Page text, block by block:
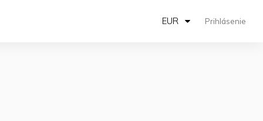
EUR Prihlásenie